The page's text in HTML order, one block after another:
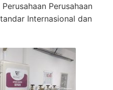
Perusahaan
Internasional dan